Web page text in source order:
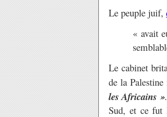
Le peuple juif,
« avait
Le cabinet
de la
les Africains ».
Sud, et ce fut